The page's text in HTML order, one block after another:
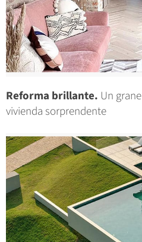
Reforma brillante. Un
vivienda sorprendente